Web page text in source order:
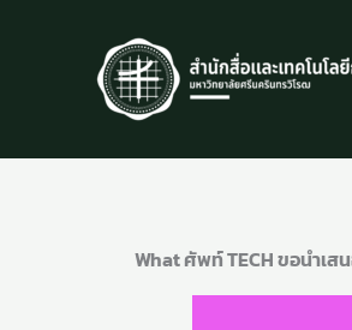
What ศัพท์ TECH ขอนำเ